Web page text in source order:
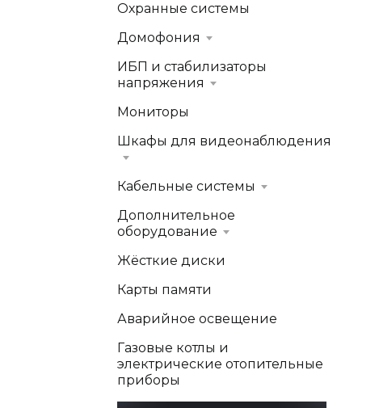
Охранные системы
Домофония
ИБП и стабилизаторы
напряжения
Мониторы
Шкафы для видеонаблюдения
Кабельные системы
Дополнительное
оборудование
Жёсткие диски
Карты памяти
Аварийное освещение
Газовые котлы и
электрические отопительные
приборы